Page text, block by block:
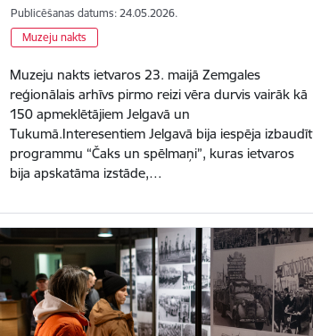
Publicēšanas datums: 24.05.2026.
Muzeju nakts
Muzeju nakts ietvaros 23. maijā Zemgales
reģionālais arhīvs pirmo reizi vēra durvis vairāk kā
150 apmeklētājiem Jelgavā un
Tukumā.Interesentiem Jelgavā bija iespēja izbaudīt
programmu “Čaks un spēlmaņi”, kuras ietvaros
bija apskatāma izstāde,…